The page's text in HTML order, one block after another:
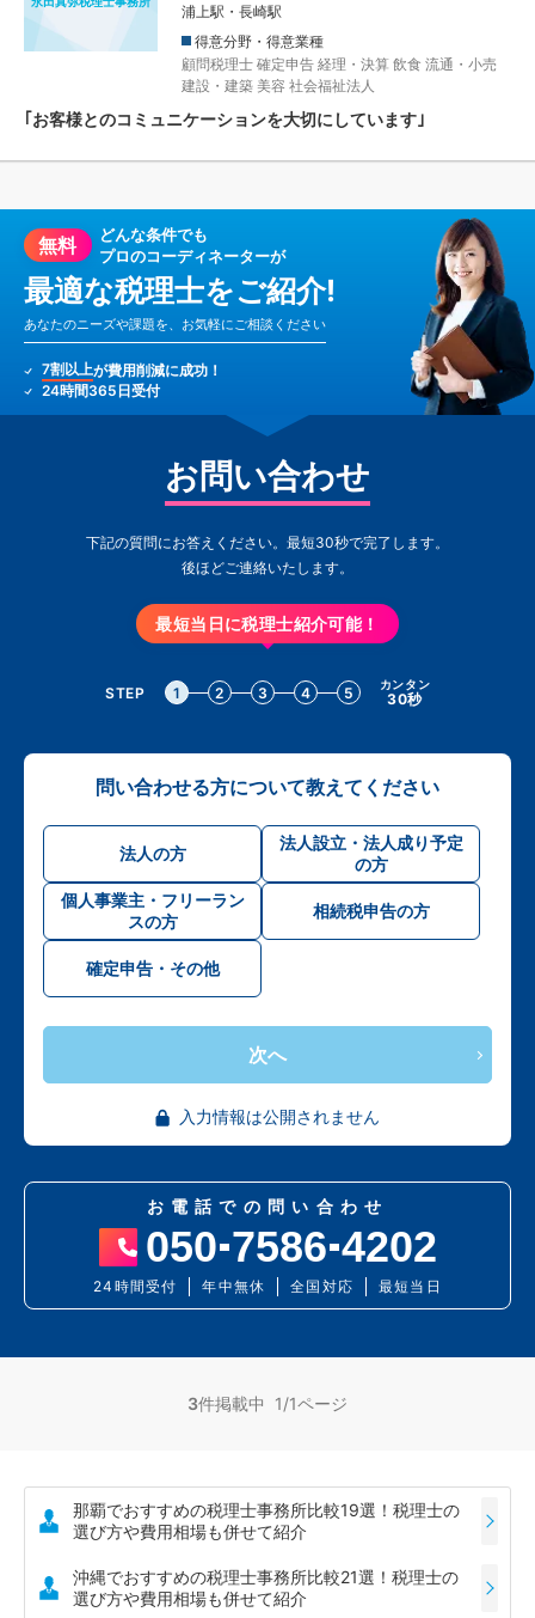
浦上駅・長崎駅
得意分野・得意業種
顧問税理士 確定申告 経理・決算 飲食 流通・小売
建設・建築 美容 社会福祉法人
｢お客様とのコミュニケーションを大切にしています｣
無料
どんな条件でも
プロのコーディネーターが
最適な税理士をご紹介!
あなたのニーズや課題を、お気軽にご相談ください
7割以上が費用削減に成功！
24時間365日受付
お問い合わせ
下記の質問にお答えください。最短30秒で完了します。
後ほどご連絡いたします。
最短当日に税理士紹介可能！
STEP 1 2 3 4 5 カンタン
30秒
問い合わせる方について教えてください
法人の方
法人設立・法人成り予定
の方
個人事業主・フリーラン
スの方
相続税申告の方
確定申告・その他
次へ
入力情報は公開されません
お電話での問い合わせ
050 7586 4202
24時間受付 年中無休 全国対応 最短当日
3件掲載中 1/1ページ
那覇でおすすめの税理士事務所比較19選！税理士の
選び方や費用相場も併せて紹介
沖縄でおすすめの税理士事務所比較21選！税理士の
選び方や費用相場も併せて紹介